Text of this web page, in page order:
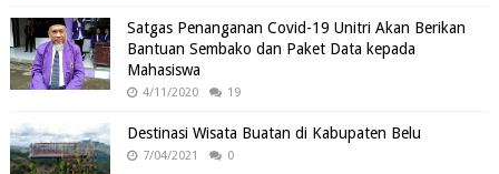
Satgas Penanganan Covid-19 Unitri Akan Berikan
Bantuan Sembako dan Paket Data kepada
Mahasiswa
4/11/2020 19
Destinasi Wisata Buatan di Kabupaten Belu
7/04/2021 0